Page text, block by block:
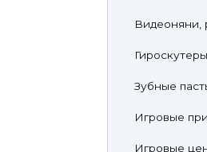
Видеоняни,
Зубные
Игровые
Игровые